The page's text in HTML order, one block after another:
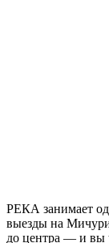
РЕКА занимает
выезды на
до центра — и вы